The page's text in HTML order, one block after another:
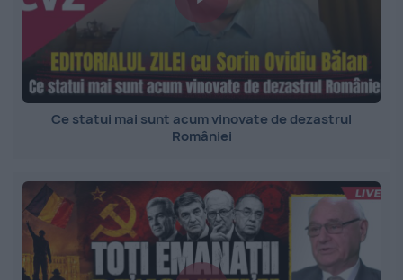
Ce statui mai sunt acum vinovate de dezastrul
României